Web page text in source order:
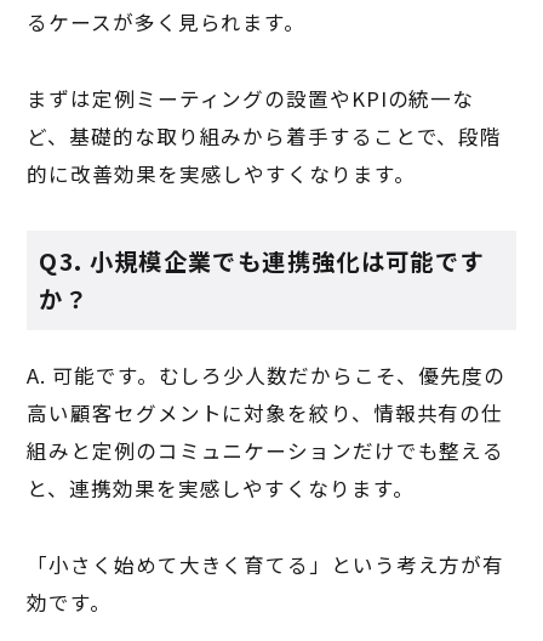
るケースが多く見られます。
まずは定例ミーティングの設置やKPIの統一な
ど、基礎的な取り組みから着手することで、段階
的に改善効果を実感しやすくなります。
Q3. 小規模企業でも連携強化は可能です
か？
A. 可能です。むしろ少人数だからこそ、優先度の
高い顧客セグメントに対象を絞り、情報共有の仕
組みと定例のコミュニケーションだけでも整える
と、連携効果を実感しやすくなります。
「小さく始めて大きく育てる」という考え方が有
効です。